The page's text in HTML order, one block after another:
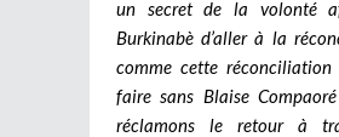
un secret de la volonté
Burkinabè d’aller à la
comme cette
faire sans Blaise
réclamons le retour à